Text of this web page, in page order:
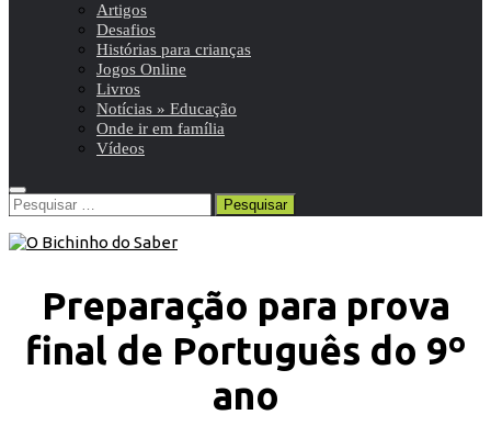
Artigos
Desafios
Histórias para crianças
Jogos Online
Livros
Notícias » Educação
Onde ir em família
Vídeos
Pesquisar
por:
Preparação para prova
final de Português do 9º
ano